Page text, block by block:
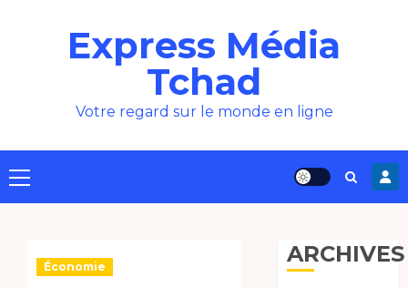
Express Média
Tchad
Votre regard sur le monde en ligne
Menu
principal
Économie ARCHIVES